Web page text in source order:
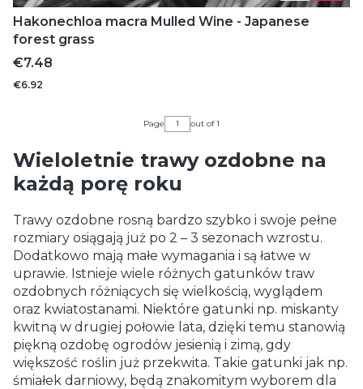
Hakonechloa macra Mulled Wine - Japanese
forest grass
Price
€7.48
€6.92
Page out of 1
Wieloletnie trawy ozdobne na
każdą porę roku
Trawy ozdobne rosną bardzo szybko i swoje pełne
rozmiary osiągają już po 2 – 3 sezonach wzrostu.
Dodatkowo mają małe wymagania i są łatwe w
uprawie. Istnieje wiele różnych gatunków traw
ozdobnych różniących się wielkością, wyglądem
oraz kwiatostanami. Niektóre gatunki np. miskanty
kwitną w drugiej połowie lata, dzięki temu stanowią
piękną ozdobę ogrodów jesienią i zimą, gdy
większość roślin już przekwita. Takie gatunki jak np.
śmiałek darniowy, będą znakomitym wyborem dla